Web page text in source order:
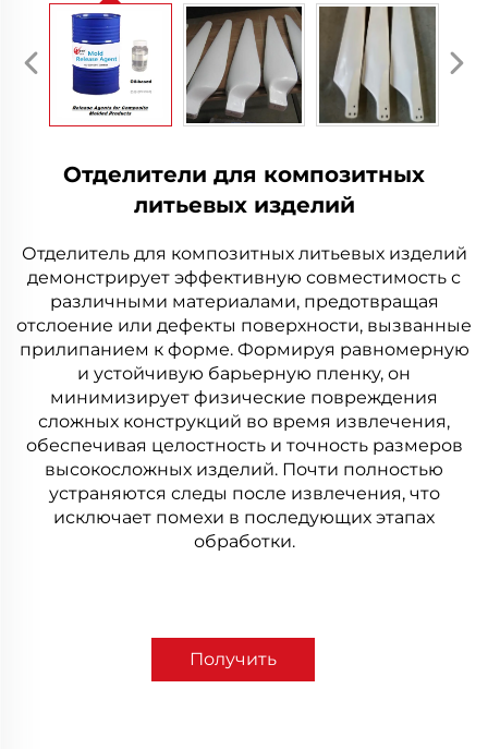
Отделители для композитных
литьевых изделий
Отделитель для композитных литьевых изделий
демонстрирует эффективную совместимость с
различными материалами, предотвращая
отслоение или дефекты поверхности, вызванные
прилипанием к форме. Формируя равномерную
и устойчивую барьерную пленку, он
минимизирует физические повреждения
сложных конструкций во время извлечения,
обеспечивая целостность и точность размеров
высокосложных изделий. Почти полностью
устраняются следы после извлечения, что
исключает помехи в последующих этапах
обработки.
Получить